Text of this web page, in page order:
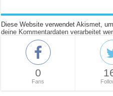
Diese Website verwendet Akismet,
deine Kommentardaten verarbeitet
0
Fans